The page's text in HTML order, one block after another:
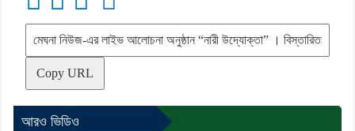
Copy URL
আরও ভিডিও